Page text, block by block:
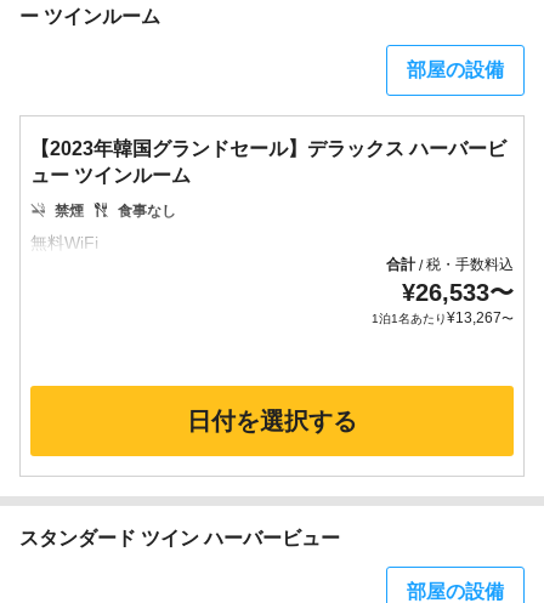
ー ツインルーム
部屋の設備
【2023年韓国グランドセール】デラックス ハーバービ
ュー ツインルーム
禁煙 食事なし
合計/税・手数料込
¥26,533〜
1泊1名あたり¥13,267〜
日付を選択する
スタンダード ツイン ハーバービュー
部屋の設備